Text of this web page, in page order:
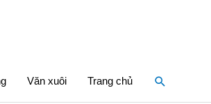
Văn xuôi Trang chủ
Tìm